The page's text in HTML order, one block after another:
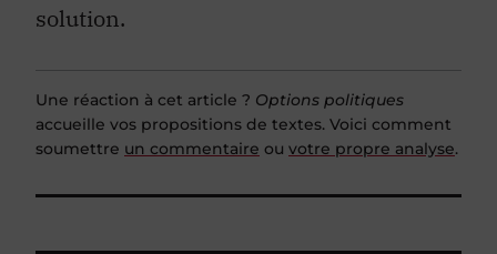
solution.
Une réaction à cet article ? Options politiques
accueille vos propositions de textes. Voici comment
soumettre un commentaire ou votre propre analyse.